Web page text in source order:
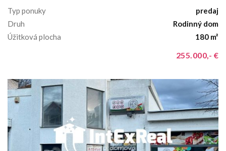
Typ ponuky
predaj
Druh
Rodinný dom
Úžitková plocha
180 m²
255.000,- €